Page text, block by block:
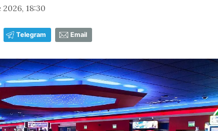
2026, 18:30
Telegram Email